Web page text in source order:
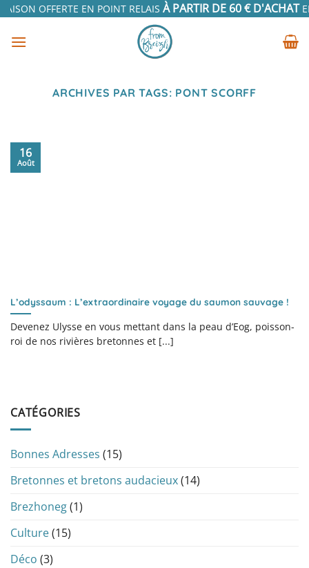
Passer
contenu
OFFERTE EN POINT RELAISÀ PARTIR DE 60 € D'ACHATEN
ARCHIVES PAR TAGS: PONT SCORFF
L’odyssaum : L’extraordinaire voyage du saumon sauvage !
Devenez Ulysse en vous mettant dans la peau d’Eog, poisson-
roi de nos rivières bretonnes et [...]
16
Août
CATÉGORIES
Bonnes Adresses (15)
Bretonnes et bretons audacieux(14)
Brezhoneg(1)
Culture(15)
Déco (3)